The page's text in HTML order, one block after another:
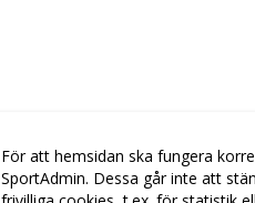
För att hemsidan ska fungera
SportAdmin. Dessa går inte att